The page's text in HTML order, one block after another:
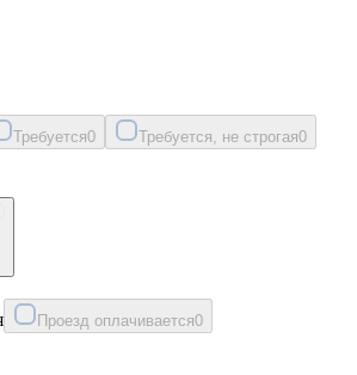
Требуется0 Требуется, не строгая0
Проезд оплачивается0